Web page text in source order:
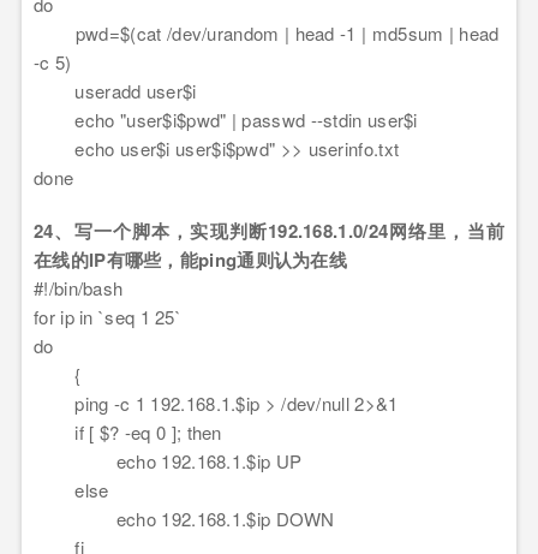
pwd=$(cat /dev/urandom | head -1 | md5sum | head
-c 5)
useradd user$i
echo "user$i$pwd" | passwd --stdin user$i
echo user$i user$i$pwd" >> userinfo.txt
done
24、写一个脚本，实现判断192.168.1.0/24网络里，当前
在线的IP有哪些，能ping通则认为在线
#!/bin/bash
for ip in `seq 1 25`
do
{
ping -c 1 192.168.1.$ip > /dev/null 2>&1
if [ $? -eq 0 ]; then
echo 192.168.1.$ip UP
else
echo 192.168.1.$ip DOWN
fi